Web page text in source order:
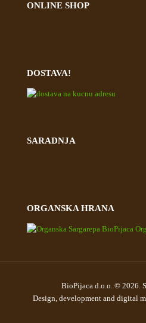
ONLINE SHOP
DOSTAVA!
SARADNJA
ORGANSKA HRANA
BioPijaca d.o.o. © 2026.
Design, development and digital